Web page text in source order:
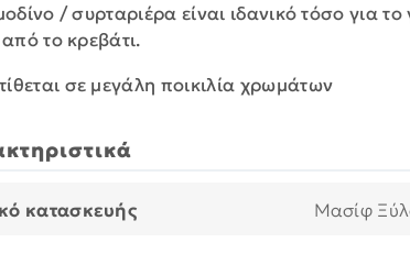
/ συρταριέρα είναι ιδανικό τόσο για
το κρεβάτι.
σε μεγάλη ποικιλία χρωμάτων
κατασκευής Μασίφ